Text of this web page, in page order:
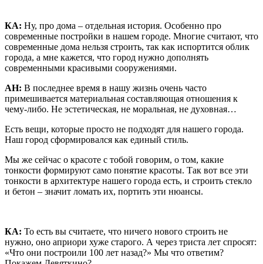
КА: Ну, про дома – отдельная история. Особенно про
современные постройки в нашем городе. Многие считают, что
современные дома нельзя строить, так как испортится облик
города, а мне кажется, что город нужно дополнять
современными красивыми сооружениями.
АН: В последнее время в нашу жизнь очень часто
примешивается материальная составляющая отношения к
чему-либо. Не эстетическая, не моральная, не духовная…
Есть вещи, которые просто не подходят для нашего города.
Наш город сформировался как единый стиль.
Мы же сейчас о красоте с тобой говорим, о том, какие
тонкости формируют само понятие красоты. Так вот все эти
тонкости в архитектуре нашего города есть, и строить стекло
и бетон – значит ломать их, портить эти нюансы.
КА: То есть вы считаете, что ничего нового строить не
нужно, оно априори хуже старого. А через триста лет спросят:
«Что они построили 100 лет назад?» Мы что ответим?